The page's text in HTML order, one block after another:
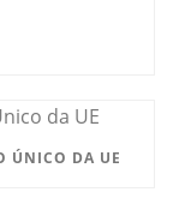
ÚNICO DA UE